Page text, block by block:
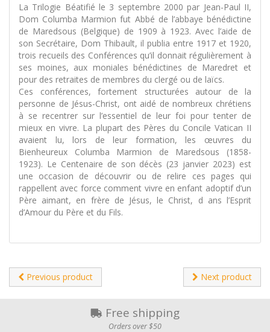
La Trilogie Béatifié le 3 septembre 2000 par Jean-Paul II,
Dom Columba Marmion fut Abbé de l’abbaye bénédictine
de Maredsous (Belgique) de 1909 à 1923. Avec l’aide de
son Secrétaire, Dom Thibault, il publia entre 1917 et 1920,
trois recueils des Conférences qu’il donnait régulièrement à
ses moines, aux moniales bénédictines de Maredret et
pour des retraites de membres du clergé ou de laïcs.
Ces conférences, fortement structurées autour de la
personne de Jésus-Christ, ont aidé de nombreux chrétiens
à se recentrer sur l’essentiel de leur foi pour tenter de
mieux en vivre. La plupart des Pères du Concile Vatican II
avaient lu, lors de leur formation, les œuvres du
Bienheureux Columba Marmion de Maredsous (1858-
1923). Le Centenaire de son décès (23 janvier 2023) est
une occasion de découvrir ou de relire ces pages qui
rappellent avec force comment vivre en enfant adoptif d’un
Père aimant, en frère de Jésus, le Christ, d ans l’Esprit
d’Amour du Père et du Fils.
Previous product Next product
Free shipping
Orders over $50